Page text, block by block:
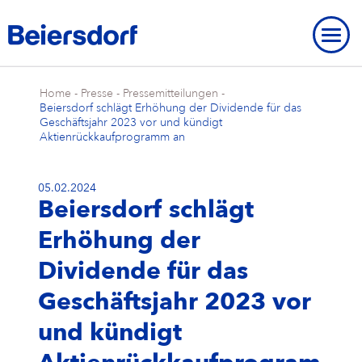
Über uns
Unsere Strategie
Unser Purpose
Unsere Core Values
Unser Management Team
UNSERE STANDORTE
Unsere Standorte
Beiersdorf Weltweit
Unser Hauptsitz „Campus“
Unsere Hamburger Standorte
UNSERE FORSCHUNG
Unsere Forschung
Unsere Arbeitsweise
Unsere Studien & Publikationen
UNSERE GESCHICHTE
Unsere Geschichte
UNSERE MARKEN
Unsere Marken
NIVEA
Eucerin
Hansaplast / Elastoplast / CURITAS
MARKENGESCHICHTE
Markengeschichte
NIVEA
STRATEGISCHER RAHMEN
Strategischer Rahmen
Ziele & Ergebnisse
Produkttransparenz
UMWELT
Umwelt
Für das Klima
INKLUSION & GESELLSCHAFT
Inklusion & Gesellschaft
BERICHTE & RICHTLINIEN
INNOVATIONEN
Innovationen
ÜBERBLICK
AKTIE
ÜBERBLICK
Home - Presse - Pressemitteilungen -
Beiersdorf schlägt Erhöhung der Dividende für das
Geschäftsjahr 2023 vor und kündigt
Aktienrückkaufprogramm an
05.02.2024
Beiersdorf schlägt
Erhöhung der
Dividende für das
Geschäftsjahr 2023 vor
und kündigt